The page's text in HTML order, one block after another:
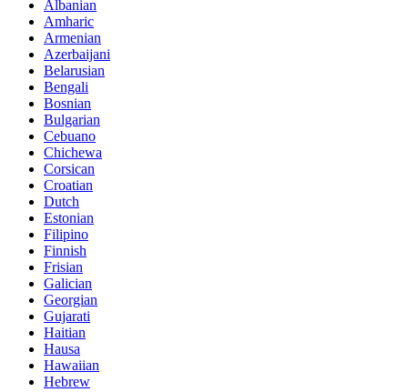
Albanian
Amharic
Armenian
Azerbaijani
Belarusian
Bengali
Bosnian
Bulgarian
Cebuano
Chichewa
Corsican
Croatian
Dutch
Estonian
Filipino
Finnish
Frisian
Galician
Georgian
Gujarati
Haitian
Hausa
Hawaiian
Hebrew